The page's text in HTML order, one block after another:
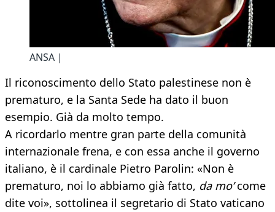
ANSA |
Il riconoscimento dello Stato palestinese non è
prematuro, e la Santa Sede ha dato il buon
esempio. Già da molto tempo.
A ricordarlo mentre gran parte della comunità
internazionale frena, e con essa anche il governo
italiano, è il cardinale Pietro Parolin: «Non è
prematuro, noi lo abbiamo già fatto, da mo’come
dite voi», sottolinea il segretario di Stato vaticano